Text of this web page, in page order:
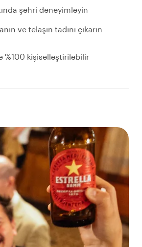
şehri deneyimleyin
ve telaşın tadını çıkarın
%100 kişiselleştirilebilir